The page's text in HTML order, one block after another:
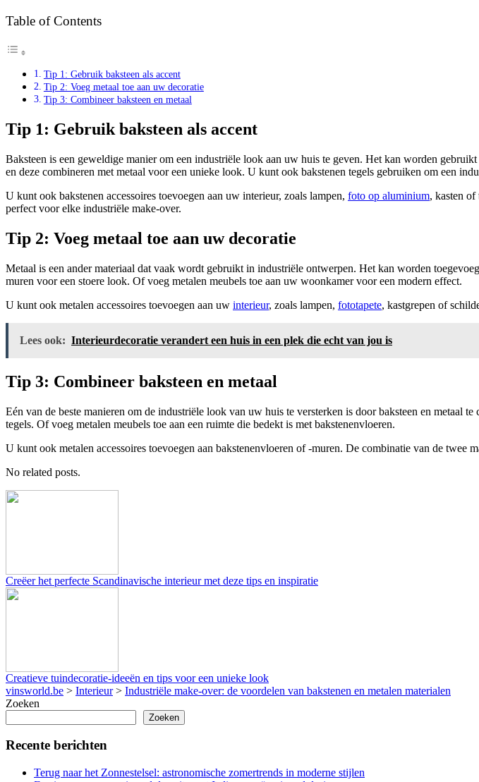
Table of Contents
Tip 1: Gebruik baksteen als accent
Tip 2: Voeg metaal toe aan uw decoratie
Tip 3: Combineer baksteen en metaal
Tip 1: Gebruik baksteen als accent
Baksteen is een geweldige manier om een industriële look aan uw huis te geven. Het kan worden
en deze combineren met metaal voor een unieke look. U kunt ook bakstenen tegels gebruiken om een
U kunt ook bakstenen accessoires toevoegen aan uw interieur, zoals lampen, foto op aluminium, kasten
perfect voor elke industriële make-over.
Tip 2: Voeg metaal toe aan uw decoratie
Metaal is een ander materiaal dat vaak wordt gebruikt in industriële ontwerpen. Het kan worden
muren voor een stoere look. Of voeg metalen meubels toe aan uw woonkamer voor een modern effect.
U kunt ook metalen accessoires toevoegen aan uw interieur, zoals lampen, fototapete, kastgrepen of
Lees ook: Interieurdecoratie verandert een huis in een plek die echt van jou is
Tip 3: Combineer baksteen en metaal
Eén van de beste manieren om de industriële look van uw huis te versterken is door baksteen en metaal
tegels. Of voeg metalen meubels toe aan een ruimte die bedekt is met bakstenenvloeren.
U kunt ook metalen accessoires toevoegen aan bakstenenvloeren of -muren. De combinatie van de twee
No related posts.
Creëer het perfecte Scandinavische interieur met deze tips en inspiratie
Creatieve tuindecoratie-ideeën en tips voor een unieke look
vinsworld.be > Interieur> Industriële make-over: de voordelen van bakstenen en metalen materialen
Zoeken
Zoeken
Recente berichten
Terug naar het Zonnestelsel: astronomische zomertrends in moderne stijlen